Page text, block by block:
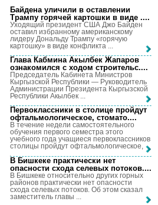
Байдена уличили в оставлении
Трампу горячей картошки в виде ....
Уходящий президент США Джо Байден
оставил избранному американскому
лидеру Дональду Трампу «горячую
картошку» в виде конфликта ...
Глава Кабмина Акылбек Жапаров
ознакомился с ходом строительс....
Председатель Кабинета Министров
Кыргызской Республики — Руководитель
Администрации Президента Кыргызской
Республики Акылбек ...
Первоклассники в столице пройдут
офтальмологическое, стомато....
В течение недели самостоятельного
обучения первого семестра этого
учебного года учащиеся первоклассников
столицы пройдут офтальмологическое, ...
В Бишкеке практически нет
опасности схода селевых потоков....
В Бишкеке относительно других горных
районов практически нет опасности
схода селевых потоков. Об этом сказал
заместитель главы ...